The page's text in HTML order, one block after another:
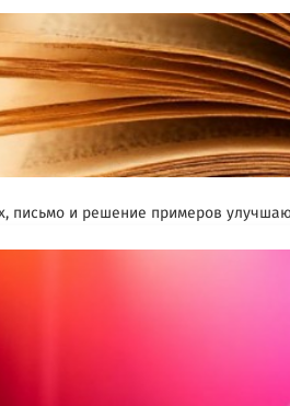
письмо и решение примеров